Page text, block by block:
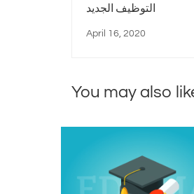
التوظيف الجديد
April 16, 2020
You may also